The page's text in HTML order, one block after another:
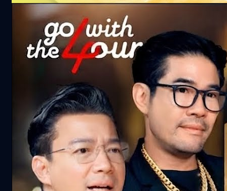
จริงไหม ‘ทอง’ ยิ่งถือยิ่งแพง ? | Go with The
Four
361.7k views 1 month ago